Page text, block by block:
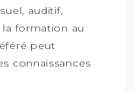
auditif,
formation au
peut
connaissances